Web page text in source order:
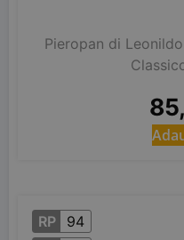
Pieropan di
RP
94